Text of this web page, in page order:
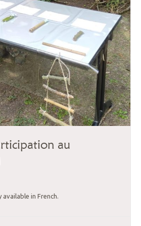
au
in French.